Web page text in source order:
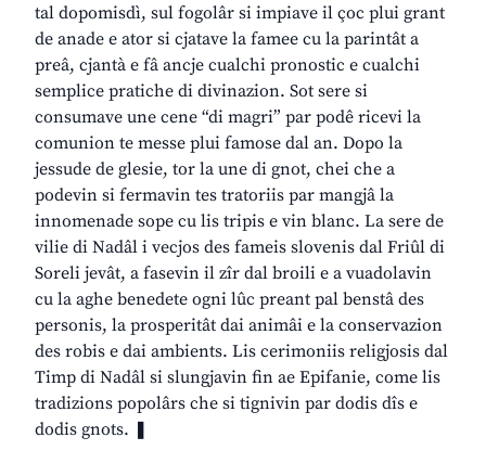
tal dopomisdì, sul fogolâr si impiave il çoc plui grant
de anade e ator si cjatave la famee cu la parintât a
preâ, cjantà e fâ ancje cualchi pronostic e cualchi
semplice pratiche di divinazion. Sot sere si
consumave une cene “di magri” par podê ricevi la
comunion te messe plui famose dal an. Dopo la
jessude de glesie, tor la une di gnot, chei che a
podevin si fermavin tes tratoriis par mangjâ la
innomenade sope cu lis tripis e vin blanc. La sere de
vilie di Nadâl i vecjos des fameis slovenis dal Friûl di
Soreli jevât, a fasevin il zîr dal broili e a vuadolavin
cu la aghe benedete ogni lûc preant pal benstâ des
personis, la prosperitât dai animâi e la conservazion
des robis e dai ambients. Lis cerimoniis religjosis dal
Timp di Nadâl si slungjavin fin ae Epifanie, come lis
tradizions popolârs che si tignivin par dodis dîs e
dodis gnots. ❚